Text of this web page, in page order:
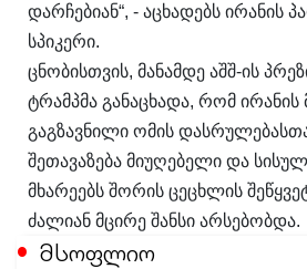
დარჩებიან“, - აცხადებს ირანის
სპიკერი.
ცნობისთვის, მანამდე აშშ-ის
ტრამპმა განაცხადა, რომ ირანის
გაგზავნილი ომის
შეთავაზება მიუღებელი და
მხარეებს შორის ცეცხლის
ძალიან მცირე შანსი არსებობდა.
მსოფლიო